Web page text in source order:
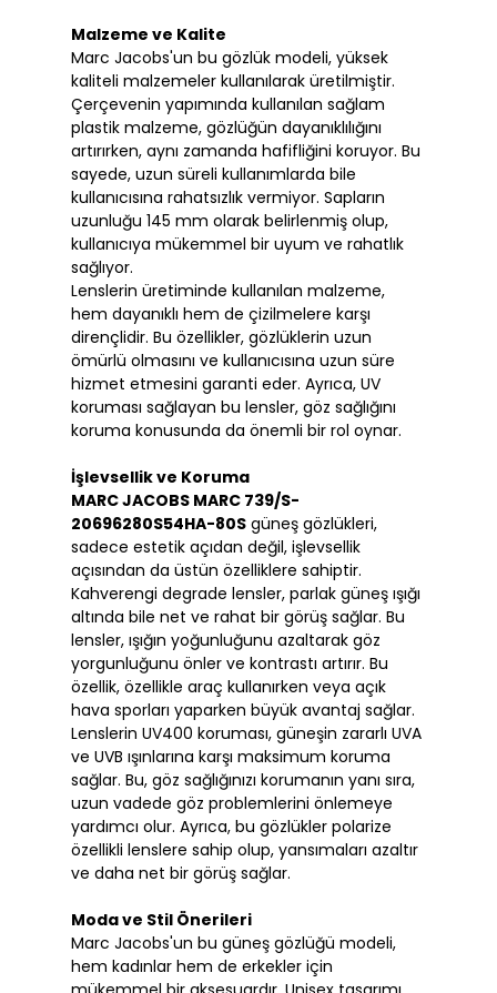
Malzeme ve Kalite
Marc Jacobs'un bu gözlük modeli, yüksek
kaliteli malzemeler kullanılarak üretilmiştir.
Çerçevenin yapımında kullanılan sağlam
plastik malzeme, gözlüğün dayanıklılığını
artırırken, aynı zamanda hafifliğini koruyor. Bu
sayede, uzun süreli kullanımlarda bile
kullanıcısına rahatsızlık vermiyor. Sapların
uzunluğu 145 mm olarak belirlenmiş olup,
kullanıcıya mükemmel bir uyum ve rahatlık
sağlıyor.
Lenslerin üretiminde kullanılan malzeme,
hem dayanıklı hem de çizilmelere karşı
dirençlidir. Bu özellikler, gözlüklerin uzun
ömürlü olmasını ve kullanıcısına uzun süre
hizmet etmesini garanti eder. Ayrıca, UV
koruması sağlayan bu lensler, göz sağlığını
koruma konusunda da önemli bir rol oynar.
İşlevsellik ve Koruma
MARC JACOBS MARC 739/S-
20696280S54HA-80S güneş gözlükleri,
sadece estetik açıdan değil, işlevsellik
açısından da üstün özelliklere sahiptir.
Kahverengi degrade lensler, parlak güneş ışığı
altında bile net ve rahat bir görüş sağlar. Bu
lensler, ışığın yoğunluğunu azaltarak göz
yorgunluğunu önler ve kontrastı artırır. Bu
özellik, özellikle araç kullanırken veya açık
hava sporları yaparken büyük avantaj sağlar.
Lenslerin UV400 koruması, güneşin zararlı UVA
ve UVB ışınlarına karşı maksimum koruma
sağlar. Bu, göz sağlığınızı korumanın yanı sıra,
uzun vadede göz problemlerini önlemeye
yardımcı olur. Ayrıca, bu gözlükler polarize
özellikli lenslere sahip olup, yansımaları azaltır
ve daha net bir görüş sağlar.
Moda ve Stil Önerileri
Marc Jacobs'un bu güneş gözlüğü modeli,
hem kadınlar hem de erkekler için